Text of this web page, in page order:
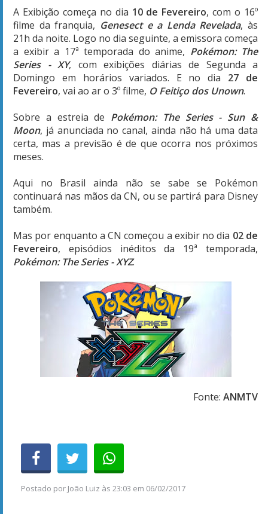
A Exibição começa no dia 10 de Fevereiro, com o 16º
filme da franquia, Genesect e a Lenda Revelada, às
21h da noite. Logo no dia seguinte, a emissora começa
a exibir a 17ª temporada do anime, Pokémon: The
Series - XY, com exibições diárias de Segunda a
Domingo em horários variados. E no dia 27 de
Fevereiro, vai ao ar o 3º filme, O Feitiço dos Unown.
Sobre a estreia de Pokémon: The Series - Sun &
Moon, já anunciada no canal, ainda não há uma data
certa, mas a previsão é de que ocorra nos próximos
meses.
Aqui no Brasil ainda não se sabe se Pokémon
continuará nas mãos da CN, ou se partirá para Disney
também.
Mas por enquanto a CN começou a exibir no dia 02 de
Fevereiro, episódios inéditos da 19ª temporada,
Pokémon: The Series - XYZ.
Fonte: ANMTV
Postado por João Luiz às 23:03 em 06/02/2017